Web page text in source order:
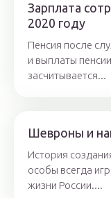
Зарплата
2020 году
Пенсия после
и выплаты
засчитывается...
Шевроны и
История
особы всегда
жизни России....